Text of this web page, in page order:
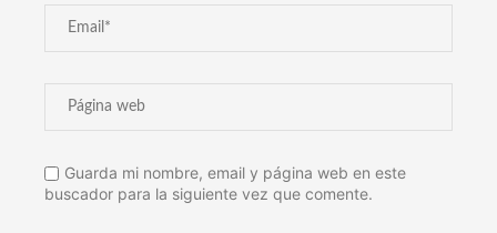
Guarda mi nombre, email y página web en este
buscador para la siguiente vez que comente.